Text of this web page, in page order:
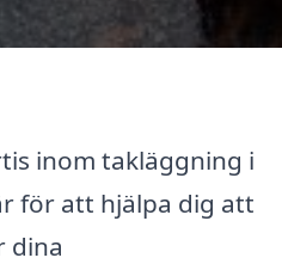
inom takläggning i
för att hjälpa dig att
dina